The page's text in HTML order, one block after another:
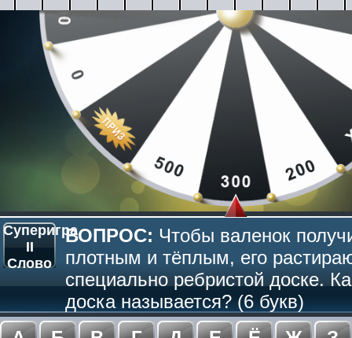
Суперигра
II
Слово
ВОПРОС: Чтобы валенок
плотным и тёплым, его
специально ребристой доске.
доска называется? (6 букв)